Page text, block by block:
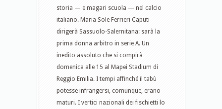
storia — e magari scuola — nel calcio
italiano. Maria Sole Ferrieri Caputi
dirigerà Sassuolo-Salernitana: sarà la
prima donna arbitro in serie A. Un
inedito assoluto che si compirà
domenica alle 15 al Mapei Stadium di
Reggio Emilia. I tempi affinché il tabù
potesse infrangersi, comunque, erano
maturi. I vertici nazionali dei fischietti lo